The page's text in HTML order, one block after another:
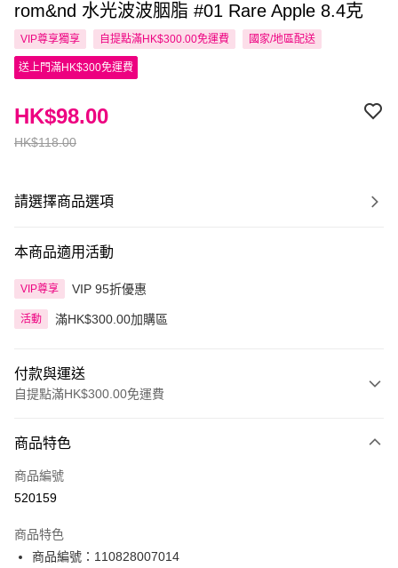
rom&nd 水光波波胭脂 #01 Rare Apple 8.4克
VIP尊享獨享 自提點滿HK$300.00免運費 國家/地區配送
送上門滿HK$300免運費
HK$118.00
HK$98.00
請選擇商品選項
本商品適用活動
VIP尊享 VIP 95折優惠
活動 滿HK$300.00加購區
付款與運送
自提點滿HK$300.00免運費
信用卡
Apple Pay
PayMe
商品特色
商品編號
520159
商品特色
商品編號：110828007014